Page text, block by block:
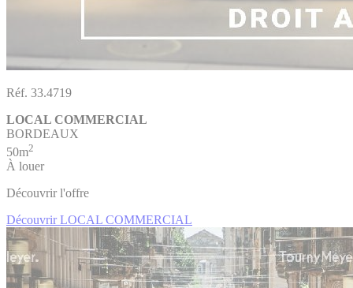
Réf. 33.4719
LOCAL COMMERCIAL
BORDEAUX
50m2
À louer
Découvrir l'offre
Découvrir LOCAL COMMERCIAL